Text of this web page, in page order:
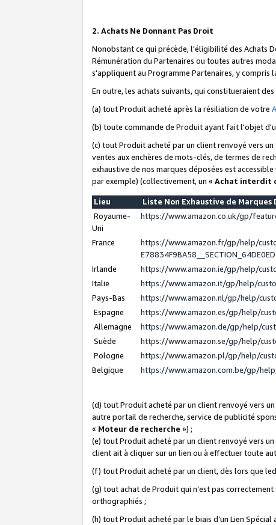
2. Achats Ne Donnant Pas Droit
Nonobstant ce qui précède, l'éligibilité des Achats
Rémunération du Partenaires ou toutes autres
s'appliquent au Programme Partenaires, y compris
En outre, les achats suivants, qui constitueraient
(a) tout Produit acheté après la résiliation de votre
(b) toute commande de Produit ayant fait l'objet
(c) tout Produit acheté par un client renvoyé vers
ventes aux enchères de mots-clés, de termes de
exhaustive de nos marques déposées est
par exemple) (collectivement, un « Achat interdit
Lieu
Liste Non Exhaustive de Marques
Royaume-
Uni
https://www.amazon.co.uk/gp/
France
https://www.amazon.fr/gp/help/
Irlande
https://www.amazon.ie/gp/help/
Italie
https://www.amazon.it/gp/help/
Pays-Bas
https://www.amazon.nl/gp/help/
Espagne
https://www.amazon.es/gp/help/
Allemagne
https://www.amazon.de/gp/help/
Suède
https://www.amazon.se/gp/help/
Pologne
https://www.amazon.pl/gp/help/
Belgique
https://www.amazon.com.be/gp/
(d) tout Produit acheté par un client renvoyé vers
autre portail de recherche, service de publicité
« Moteur de recherche ») ;
(e) tout Produit acheté par un client renvoyé vers
client ait à cliquer sur un lien ou à effectuer toute
(f) tout Produit acheté par un client, dès lors que
(g) tout achat de Produit qui n’est pas
orthographiés ;
(h) tout Produit acheté par le biais d’un Lien